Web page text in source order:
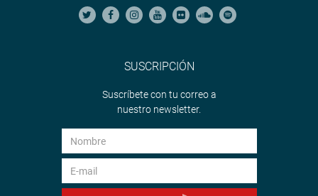
SUSCRIPCIÓN
Suscríbete con tu correo a
nuestro newsletter.